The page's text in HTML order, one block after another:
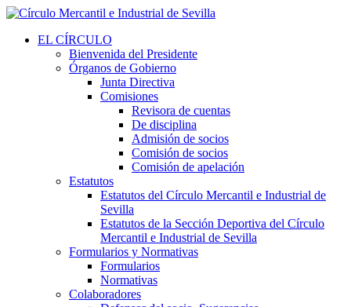
EL CÍRCULO
Bienvenida del Presidente
Órganos de Gobierno
Junta Directiva
Comisiones
Revisora de cuentas
De disciplina
Admisión de socios
Comisión de socios
Comisión de apelación
Estatutos
Estatutos del Círculo Mercantil e Industrial de
Sevilla
Estatutos de la Sección Deportiva del Círculo
Mercantil e Industrial de Sevilla
Formularios y Normativas
Formularios
Normativas
Colaboradores